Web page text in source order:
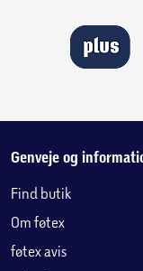
2x Stigebeslag
Todelte
Holdbare,
Bits og bor
Genveje og
Find butik
Om føtex
føtex avis